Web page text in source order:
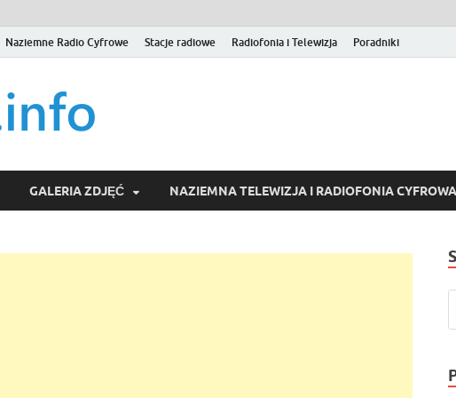
Naziemne Radio Cyfrowe Stacje radiowe Radiofonia i Telewizja Poradniki
Wideo online, VOD
GALERIA ZDJĘĆ NAZIEMNA TELEWIZJA I RADIOFONIA CYFROWA